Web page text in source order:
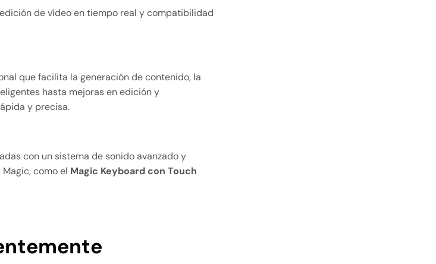
de vídeo en tiempo real y compatibilidad
que facilita la generación de contenido, la
hasta mejoras en edición y
y precisa.
con un sistema de sonido avanzado y
como el Magic Keyboard con Touch